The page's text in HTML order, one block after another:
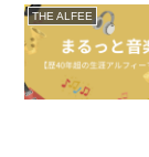
THE ALFEE